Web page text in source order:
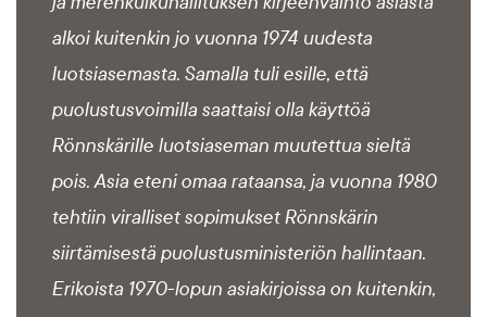
alkoi kuitenkin jo vuonna 1974 uudesta
luotsiasemasta. Samalla tuli esille, että
puolustusvoimilla saattaisi olla käyttöä
Rönnskärille luotsiaseman muutettua sieltä
pois. Asia eteni omaa rataansa, ja vuonna 1980
tehtiin viralliset sopimukset Rönnskärin
siirtämisestä puolustusministeriön hallintaan.
Erikoista 1970-lopun asiakirjoissa on kuitenkin,